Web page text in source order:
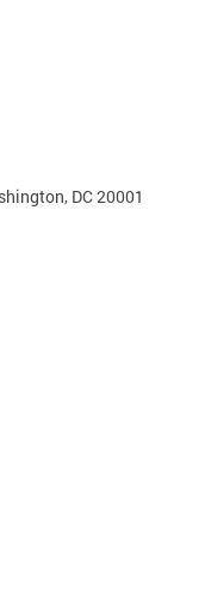
DC 20001